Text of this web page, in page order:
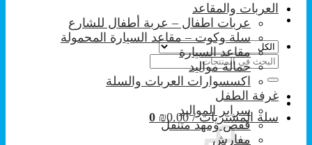
البحث
عن:
سلة المشتريات / ₪0.00
0
العربات والمقاعد
عربات اطفال – عربة أطفال للشارع
سلة وكوت – مقاعد السيارة المحمولة
مقاعد السيارة
حمالة مواليد
اكسسوارات العربات والسلة
غرفة الطفل
سراير المواليد
قفص ومهد متنقل
مفارش